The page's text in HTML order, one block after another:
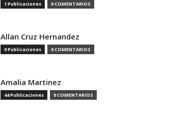
1 Publicaciones 0 COMENTARIOS
Allan Cruz Hernandez
9 Publicaciones 0 COMENTARIOS
Amalia Martinez
44 Publicaciones 0 COMENTARIOS